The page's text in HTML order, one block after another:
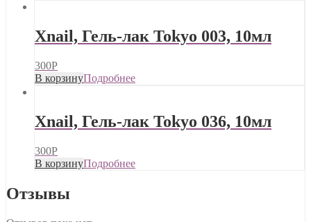
Xnail, Гель-лак Tokyo 003, 10мл
300Р
В корзинуПодробнее
Xnail, Гель-лак Tokyo 036, 10мл
300Р
В корзинуПодробнее
Отзывы